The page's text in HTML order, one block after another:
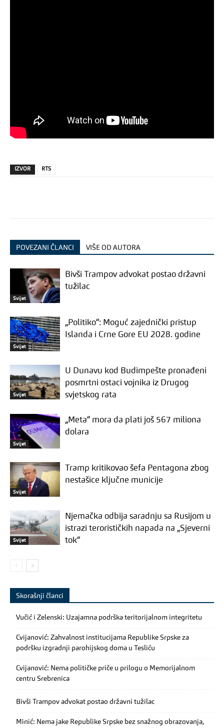
IZVOR RTS
POVEZANI ČLANCI VIŠE OD AUTORA
Svijet
Bivši Trampov advokat postao državni
tužilac
Svijet
„Politiko“: Moguć zajednički pristup
Islanda i Crne Gore EU 2028. godine
Svijet
U Dunavu kod Budimpešte pronađeni
posmrtni ostaci vojnika iz Drugog
svjetskog rata
Svijet
„Meta“ mora da plati još 567 miliona
dolara
Svijet
Tramp kritikovao šefa Pentagona zbog
nestašice ključne municije
Svijet
Njemačka odbija saradnju sa Rusijom u
istrazi terorističkih napada na „Sjeverni
tok“
Skorašnji članci
Vučić i Zelenski: Uzajamna podrška teritorijalnom integritetu
Cvijanović: Zahvalnost institucijama Republike Srpske za
podršku izgradnji parohijskog doma u Tesliću
Cvijanović: Nema političke priče u prilogu o Memorijalnom
centru Srebrenica
Bivši Trampov advokat postao državni tužilac
Minić: Nema jake Republike Srpske bez snažnog obrazovanja,